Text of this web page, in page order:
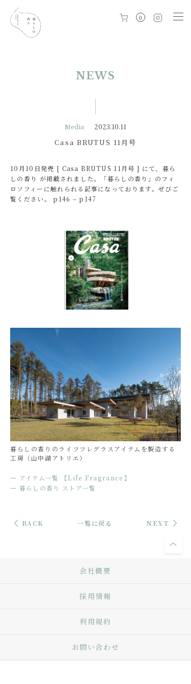
0
NEWS
Media 2023.10.11
Casa BRUTUS 11月号
10月10日発売 [ Casa BRUTUS 11月号 ] にて、暮ら
しの香り が掲載されました。「暮らしの香り」のフィ
ロソフィーに触れられる記事になっております。ぜびご
覧ください。 p146 – p147
暮らしの香りのライフフレグラスアイテムを製造する
工房（山中湖アトリエ）
― アイテム一覧 【Life Fragrance】
― 暮らしの香り ストア一覧
BACK 一覧に戻る NEXT
会社概要
採用情報
利用規約
お問い合わせ